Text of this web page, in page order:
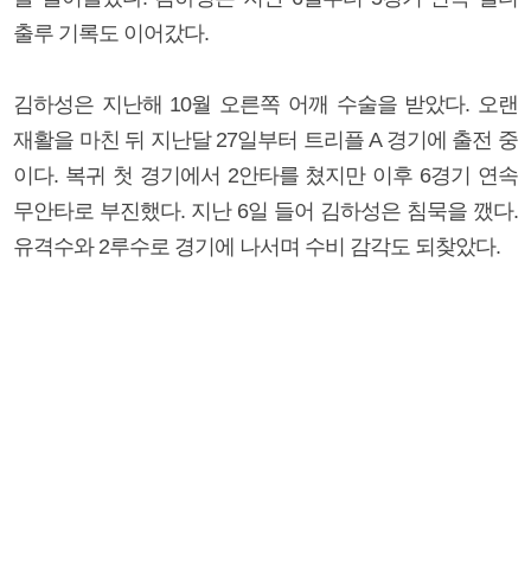
출루 기록도 이어갔다.
김하성은 지난해 10월 오른쪽 어깨 수술을 받았다. 오랜
재활을 마친 뒤 지난달 27일부터 트리플 A 경기에 출전 중
이다. 복귀 첫 경기에서 2안타를 쳤지만 이후 6경기 연속
무안타로 부진했다. 지난 6일 들어 김하성은 침묵을 깼다.
유격수와 2루수로 경기에 나서며 수비 감각도 되찾았다.